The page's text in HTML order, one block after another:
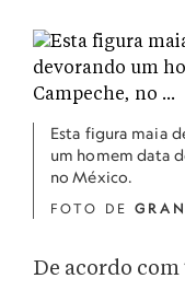
Esta figura maia
um homem data
no México.
FOTO DE
De acordo com